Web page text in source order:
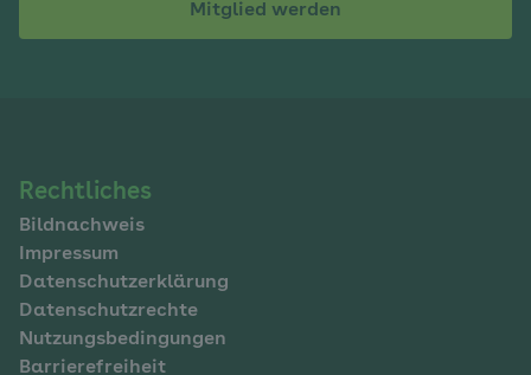
Mitglied werden
Navigation
im
Fußbereich
Rechtliches
Bildnachweis
Impressum
Datenschutzerklärung
Datenschutzrechte
Nutzungsbedingungen
Barrierefreiheit